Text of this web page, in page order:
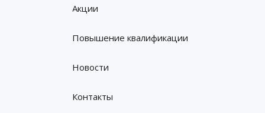
Акции
Повышение квалификации
Новости
Контакты